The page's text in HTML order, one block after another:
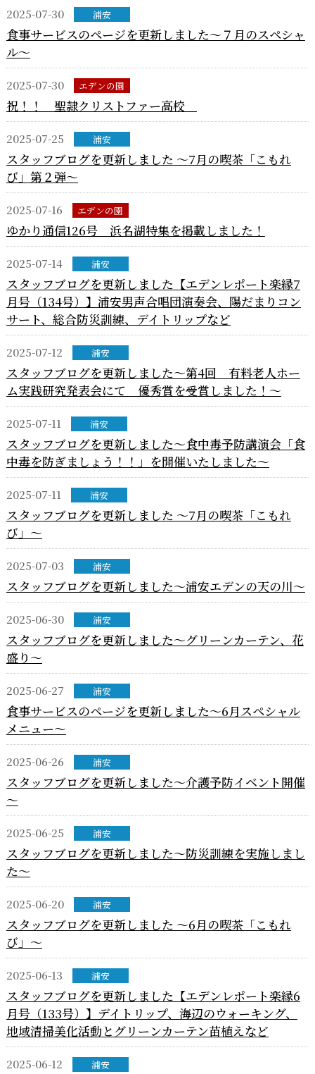
2025-07-30 浦安
食事サービスのページを更新しました～７月のスペシャ
ル～
2025-07-30 エデンの園
祝！！ 聖隷クリストファー高校
2025-07-25 浦安
スタッフブログを更新しました ～7月の喫茶「こもれ
び」第２弾～
2025-07-16 エデンの園
ゆかり通信126号 浜名湖特集を掲載しました！
2025-07-14 浦安
スタッフブログを更新しました【エデンレポート楽縁7
月号（134号）】浦安男声合唱団演奏会、陽だまりコン
サート、総合防災訓練、デイトリップなど
2025-07-12 浦安
スタッフブログを更新しました～第4回 有料老人ホー
ム実践研究発表会にて 優秀賞を受賞しました！～
2025-07-11 浦安
スタッフブログを更新しました～食中毒予防講演会「食
中毒を防ぎましょう！！」を開催いたしました～
2025-07-11 浦安
スタッフブログを更新しました ～7月の喫茶「こもれ
び」～
2025-07-03 浦安
スタッフブログを更新しました～浦安エデンの天の川～
2025-06-30 浦安
スタッフブログを更新しました～グリーンカーテン、花
盛り～
2025-06-27 浦安
食事サービスのページを更新しました～6月スペシャル
メニュー～
2025-06-26 浦安
スタッフブログを更新しました～介護予防イベント開催
～
2025-06-25 浦安
スタッフブログを更新しました～防災訓練を実施しまし
た～
2025-06-20 浦安
スタッフブログを更新しました ～6月の喫茶「こもれ
び」～
2025-06-13 浦安
スタッフブログを更新しました【エデンレポート楽縁6
月号（133号）】デイトリップ、海辺のウォーキング、
地域清掃美化活動とグリーンカーテン苗植えなど
2025-06-12 浦安